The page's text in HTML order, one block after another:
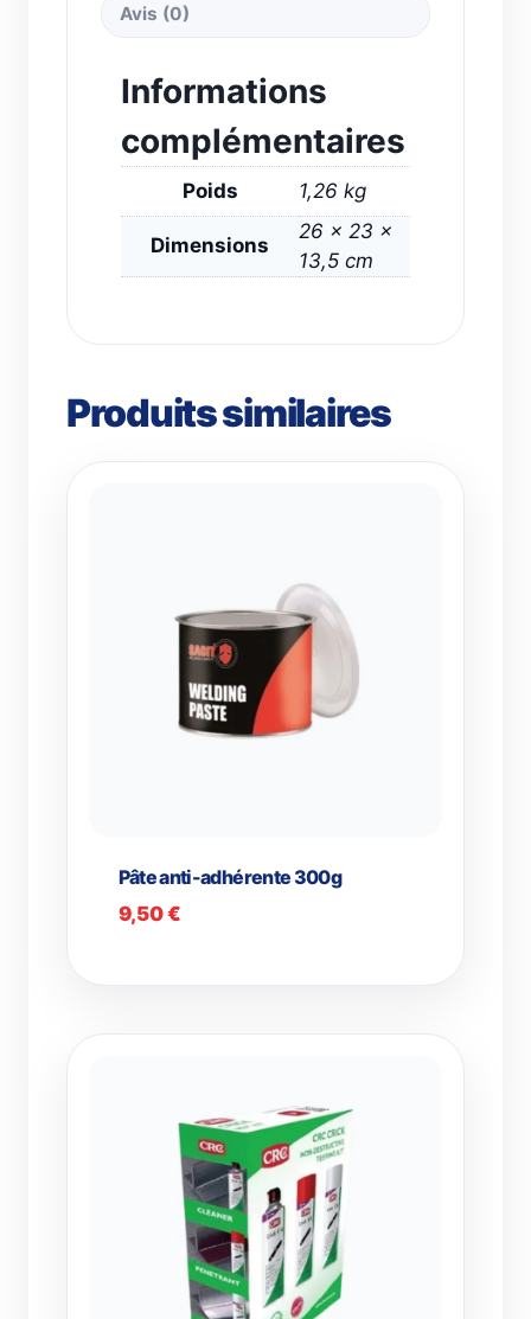
Avis (0)
Informations
complémentaires
Poids 1,26 kg
Dimensions
26 × 23 ×
13,5 cm
Produits similaires
Pâte anti-adhérente 300g
9,50€